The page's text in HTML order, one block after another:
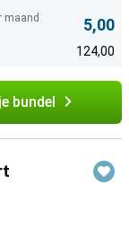
maand
5,00
124,00
bundel